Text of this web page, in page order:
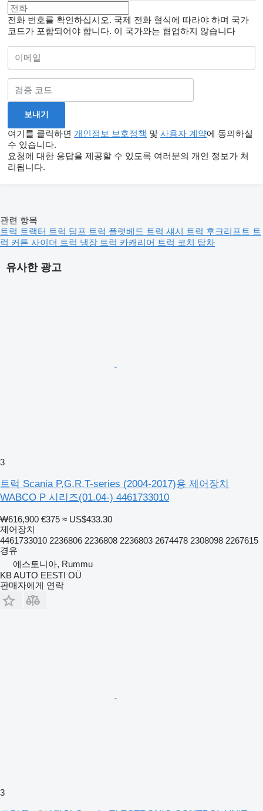
전화 번호를 확인하십시오. 국제 전화 형식에 따라야 하며 국가
코드가 포함되어야 합니다. 이 국가와는 협업하지 않습니다
여기를 클릭하면 개인정보 보호정책 및 사용자 계약에 동의하실
수 있습니다.
요청에 대한 응답을 제공할 수 있도록 여러분의 개인 정보가 처
리됩니다.
유사한 광고
3
트럭 Scania P,G,R,T-series (2004-2017)용 제어장치
WABCO P 시리즈(01.04-) 4461733010
₩616,900 €375 ≈ US$433.30
제어장치
4461733010 2236806 2236808 2236803 2674478 2308098 2267615
경유
에스토니아, Rummu
KB AUTO EESTI OÜ
판매자에게 연락
3
관련 항목
트럭 트랙터 트럭 덤프 트럭 플랫베드 트럭 섀시 트럭 후크리프트 트
럭 커튼 사이더 트럭 냉장 트럭 카캐리어 트럭 코치 탑차